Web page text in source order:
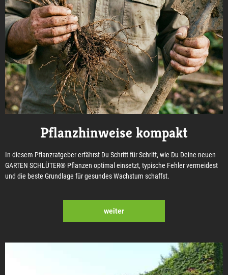
Pflanzhinweise kompakt
In diesem Pflanzratgeber erfährst Du Schritt für Schritt, wie Du Deine neuen
GARTEN SCHLÜTER® Pflanzen optimal einsetzt, typische Fehler vermeidest
und die beste Grundlage für gesundes Wachstum schaffst.
weiter